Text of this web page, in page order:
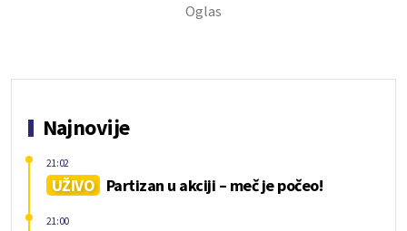
Najnovije
UŽIVO Partizan u akciji – meč je počeo!
21:02
21:00